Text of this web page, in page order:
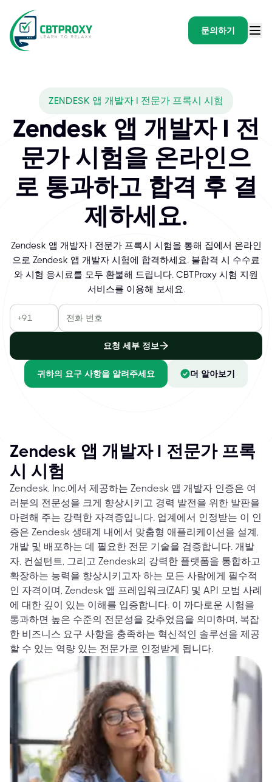
문의하기
ZENDESK 앱 개발자 I 전문가 프록시 시험
Zendesk 앱 개발자 I 전
문가 시험을 온라인으
로 통과하고 합격 후 결
제하세요.
Zendesk 앱 개발자 I 전문가 프록시 시험을 통해 집에서 온라인
으로 Zendesk 앱 개발자 시험에 합격하세요. 불합격 시 수수료
와 시험 응시료를 모두 환불해 드립니다. CBTProxy 시험 지원
서비스를 이용해 보세요.
요청 세부 정보
귀하의 요구 사항을 알려주세요 더 알아보기
Zendesk 앱 개발자 I 전문가 프록
시 시험
Zendesk, Inc.에서 제공하는 Zendesk 앱 개발자 인증은 여
러분의 전문성을 크게 향상시키고 경력 발전을 위한 발판을
마련해 주는 강력한 자격증입니다. 업계에서 인정받는 이 인
증은 Zendesk 생태계 내에서 맞춤형 애플리케이션을 설계,
개발 및 배포하는 데 필요한 전문 기술을 검증합니다. 개발
자, 컨설턴트, 그리고 Zendesk의 강력한 플랫폼을 통합하고
확장하는 능력을 향상시키고자 하는 모든 사람에게 필수적
인 자격이며, Zendesk 앱 프레임워크(ZAF) 및 API 모범 사례
에 대한 깊이 있는 이해를 입증합니다. 이 까다로운 시험을
통과하면 높은 수준의 전문성을 갖추었음을 의미하며, 복잡
한 비즈니스 요구 사항을 충족하는 혁신적인 솔루션을 제공
할 수 있는 역량 있는 전문가로 인정받게 됩니다.